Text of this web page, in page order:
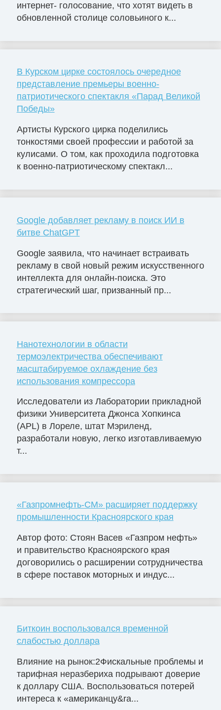
интернет- голосование, что хотят видеть в
обновленной столице соловьиного к...
В Курском цирке состоялось очередное
представление премьеры военно-
патриотического спектакля «Парад Великой
Победы»
Артисты Курского цирка поделились
тонкостями своей профессии и работой за
кулисами. О том, как проходила подготовка
к военно-патриотическому спектакл...
Google добавляет рекламу в поиск ИИ в
битве ChatGPT
Google заявила, что начинает встраивать
рекламу в свой новый режим искусственного
интеллекта для онлайн-поиска. Это
стратегический шаг, призванный пр...
Нанотехнологии в области
термоэлектричества обеспечивают
масштабируемое охлаждение без
использования компрессора
Исследователи из Лаборатории прикладной
физики Университета Джонса Хопкинса
(APL) в Лореле, штат Мэриленд,
разработали новую, легко изготавливаемую
т...
«Газпромнефть-СМ» расширяет поддержку
промышленности Красноярского края
Автор фото: Стоян Васев «Газпром нефть»
и правительство Красноярского края
договорились о расширении сотрудничества
в сфере поставок моторных и индус...
Биткоин воспользовался временной
слабостью доллара
Влияние на рынок:2Фискальные проблемы и
тарифная неразбериха подрывают доверие
к доллару США. Воспользоваться потерей
интереса к «американцу&ra...